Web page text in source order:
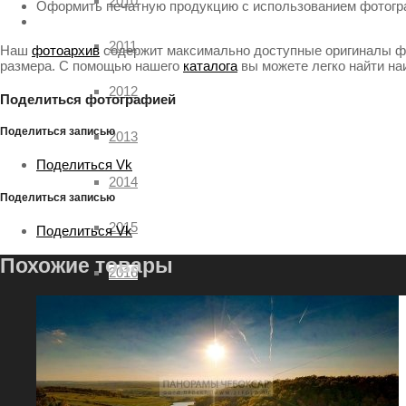
2011
2012
2013
2014
2015
2016
2017
2018
Оформить печатную продукцию с использованием
Наш фотоархив содержит максимально доступные оригиналы
размера. С помощью нашего каталога вы можете легко найти
Поделиться фотографией
Поделиться записью
Поделиться Vk
Поделиться записью
Поделиться Vk
Похожие товары